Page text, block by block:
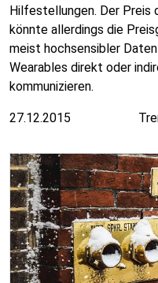
Hilfestellungen. Der Preis
könnte allerdings die
meist hochsensibler
Wearables direkt oder
kommunizieren.
27.12.2015